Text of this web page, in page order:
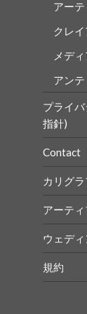
アー
クレ
メデ
アン
プライ
指針)
Contact
カリグ
アーテ
ウェデ
規約